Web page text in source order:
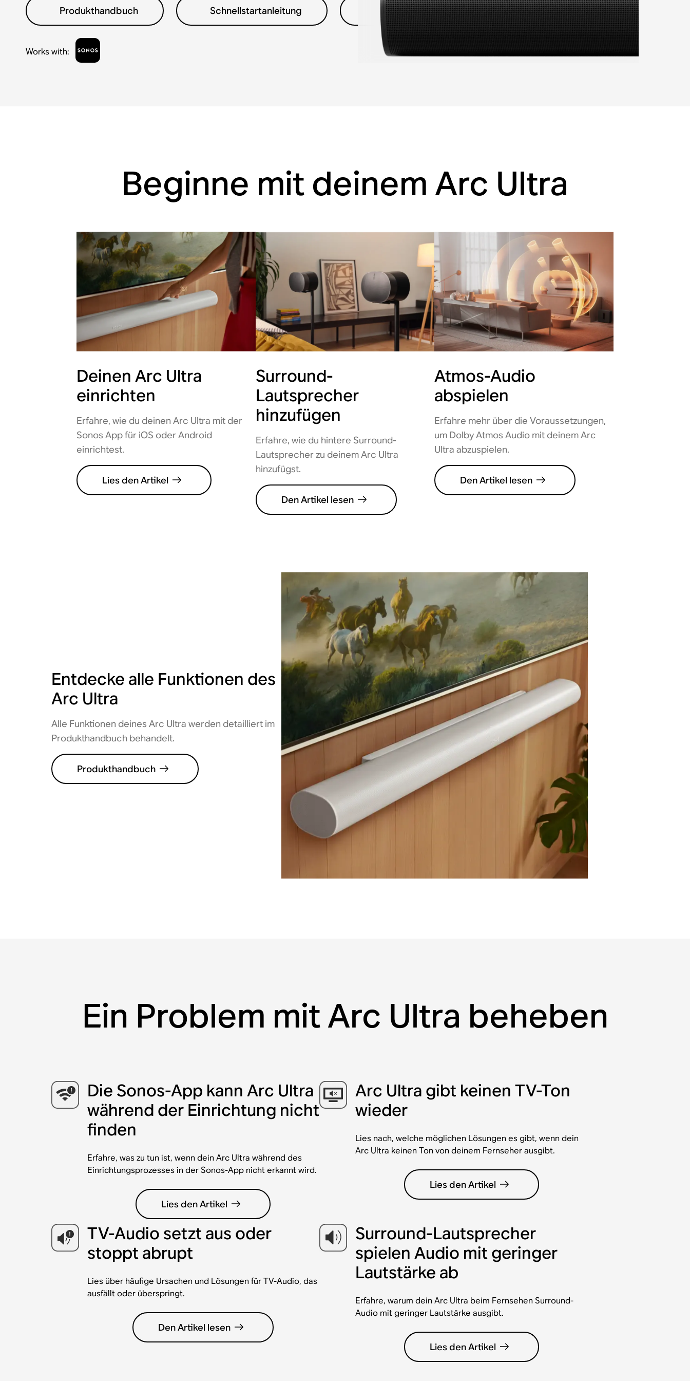
Produkthandbuch Schnellstartanleitung Garantieinformationen
Works with:
Beginne mit deinem Arc Ultra
Deinen Arc Ultra
einrichten
Erfahre, wie du deinen Arc Ultra mit der
Sonos App für iOS oder Android
einrichtest.
Lies den Artikel
Surround-
Lautsprecher
hinzufügen
Erfahre, wie du hintere Surround-
Lautsprecher zu deinem Arc Ultra
hinzufügst.
Den Artikel lesen
Atmos-Audio
abspielen
Erfahre mehr über die Voraussetzungen,
um Dolby Atmos Audio mit deinem Arc
Ultra abzuspielen.
Den Artikel lesen
Entdecke alle Funktionen des
Arc Ultra
Alle Funktionen deines Arc Ultra werden detailliert im
Produkthandbuch behandelt.
Produkthandbuch
Ein Problem mit Arc Ultra beheben
Die Sonos-App kann Arc Ultra
während der Einrichtung nicht
finden
Erfahre, was zu tun ist, wenn dein Arc Ultra während des
Einrichtungsprozesses in der Sonos-App nicht erkannt wird.
Lies den Artikel
Arc Ultra gibt keinen TV-Ton
wieder
Lies nach, welche möglichen Lösungen es gibt, wenn dein
Arc Ultra keinen Ton von deinem Fernseher ausgibt.
Lies den Artikel
TV-Audio setzt aus oder
stoppt abrupt
Lies über häufige Ursachen und Lösungen für TV-Audio, das
ausfällt oder überspringt.
Den Artikel lesen
Surround-Lautsprecher
spielen Audio mit geringer
Lautstärke ab
Erfahre, warum dein Arc Ultra beim Fernsehen Surround-
Audio mit geringer Lautstärke ausgibt.
Lies den Artikel